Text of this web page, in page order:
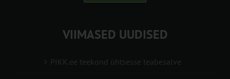
VIIMASED UUDISED
PIKK.ee teekond ühtsesse teabesalve